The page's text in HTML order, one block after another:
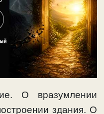
О вразумлении
здания. О